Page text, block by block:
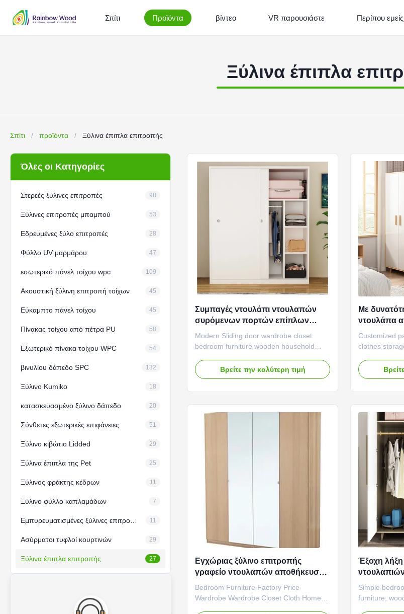
Σπίτι Προϊόντα βίντεο VR παρουσιάστε Περίπου εμείς
Ξύλινα έπιπλα
Σπίτι / προϊόντα / Ξύλινα έπιπλα επιτροπής
Όλες οι Κατηγορίες
Στερεές ξύλινες επιτροπές 98
Ξύλινες επιτροπές μπαμπού 53
Εδρευμένες ξύλο επιτροπές 28
Φύλλο UV μαρμάρου 47
εσωτερικό πάνελ τοίχου wpc 109
Ακουστική ξύλινη επιτροπή τοίχων 45
Εύκαμπτο πάνελ τοίχου 45
Πίνακας τοίχου από πέτρα PU 58
Εξωτερικό πίνακα τοίχου WPC 54
βινυλίου δάπεδο SPC 132
Ξύλινο Kumiko 18
κατασκευασμένο ξύλινο δάπεδο 20
Σύνθετες εξωτερικές επιφάνειες 51
Ξύλινο κιβώτιο Lidded 29
Ξύλινα έπιπλα της Pet 25
Ξύλινος φράκτης κέδρων 11
Ξύλινο φύλλο καπλαμάδων 7
11
Ασύρματοι τυφλοί κουρτινών 29
Ξύλινα έπιπλα επιτροπής 27
Συμπαγές ντουλάπι ντουλαπών
συρόμενων πορτών επίπλων
επιτροπής κρεβατοκάμαρων
ξύλινο με δυνατότητα επέκτασης
Modern Sliding door wardrobe closet
bedroom furniture wooden household
wardrobe is an ideal all-in-one storage
solution for any room. Skillfully crafted by
Βρείτε την καλύτερη τιμή
Με
ντουλάπα
ενδυμάτων
Customized
clothes
Wall
intelligent
Εγχώριας ξύλινο επιτροπής
γραφείο ντουλαπών αποθήκευσης
επίπλων διευθετήσιμο
μετατρέψιμο
Bedroom Furniture Factory Price
Wardrobe Wardrobe Closet Cloth Home
Έξοχη
ντουλαπών
Simple
furniture,